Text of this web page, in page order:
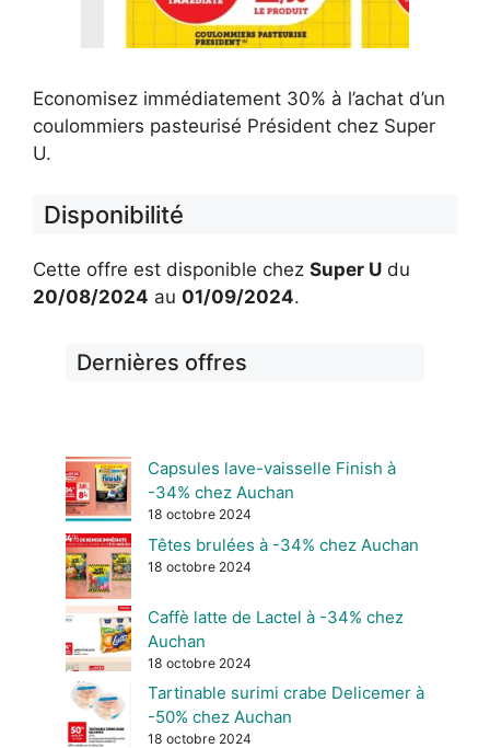
Economisez immédiatement 30% à l’achat d’un
coulommiers pasteurisé Président chez Super
U.
Disponibilité
Cette offre est disponible chez Super U du
20/08/2024 au 01/09/2024.
Dernières offres
Capsules lave-vaisselle Finish à
-34% chez Auchan
18 octobre 2024
Têtes brulées à -34% chez Auchan
18 octobre 2024
Caffè latte de Lactel à -34% chez
Auchan
18 octobre 2024
Tartinable surimi crabe Delicemer à
-50% chez Auchan
18 octobre 2024